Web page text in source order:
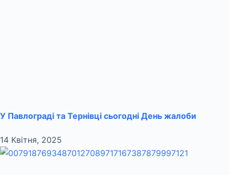
У Павлограді та Тернівці сьогодні День жалоби
14 Квітня, 2025